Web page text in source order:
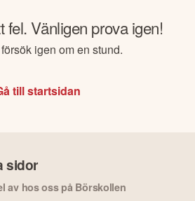
fel. Vänligen prova igen!
igen om en stund.
till startsidan
sidor
av hos oss på Börskollen